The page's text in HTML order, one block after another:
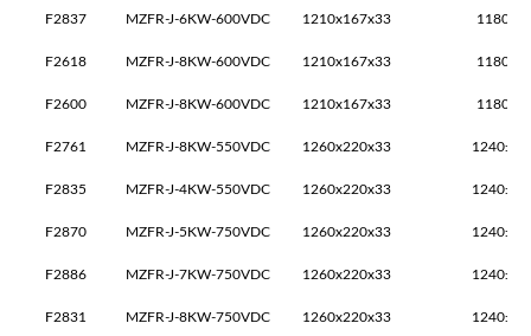
F2837 MZFR-J-6KW-600VDC 1210x167x33
F2618 MZFR-J-8KW-600VDC 1210x167x33
F2600 MZFR-J-8KW-600VDC 1210x167x33
F2761 MZFR-J-8KW-550VDC 1260x220x33
F2835 MZFR-J-4KW-550VDC 1260x220x33
F2870 MZFR-J-5KW-750VDC 1260x220x33
F2886 MZFR-J-7KW-750VDC 1260x220x33
F2831 MZFR-J-8KW-750VDC 1260x220x33